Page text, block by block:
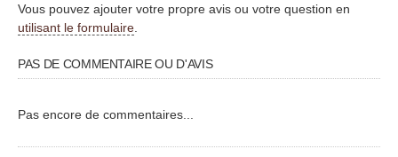
Vous pouvez ajouter votre propre avis ou votre question en
utilisant le formulaire
PAS DE COMMENTAIRE OU D'AVIS
Pas encore de commentaires...